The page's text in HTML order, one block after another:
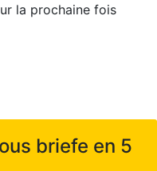
la prochaine fois
briefe en 5